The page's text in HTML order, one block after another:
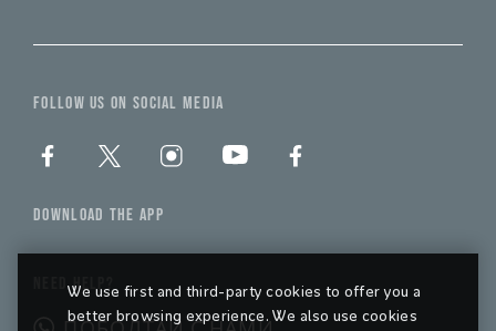
FOLLOW US ON SOCIAL MEDIA
DOWNLOAD THE APP
NEED HELP?
We use first and third-party cookies to offer you a
better browsing experience. We also use cookies